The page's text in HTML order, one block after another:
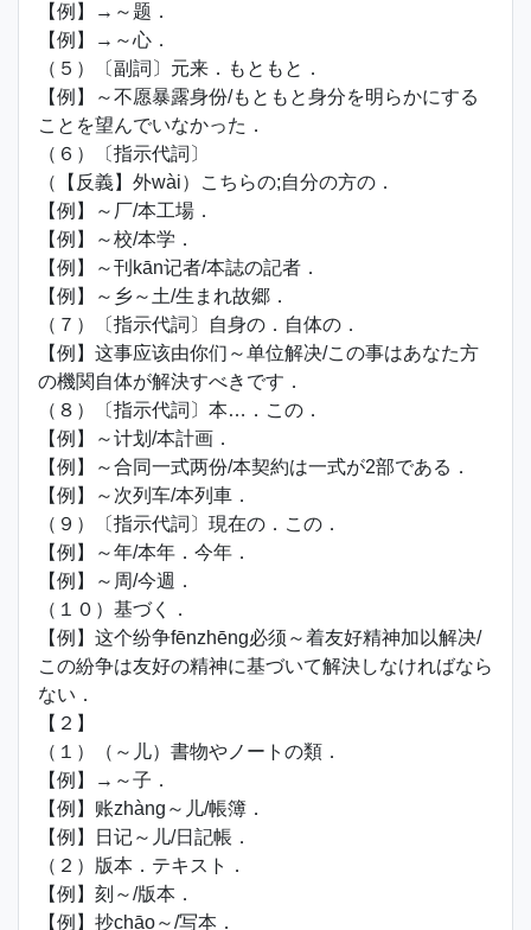
【例】→～题．
【例】→～心．
（５）〔副詞〕元来．もともと．
【例】～不愿暴露身份/もともと身分を明らかにする
ことを望んでいなかった．
（６）〔指示代詞〕
（【反義】外wài）こちらの;自分の方の．
【例】～厂/本工場．
【例】～校/本学．
【例】～刊kān记者/本誌の記者．
【例】～乡～土/生まれ故郷．
（７）〔指示代詞〕自身の．自体の．
【例】这事应该由你们～单位解决/この事はあなた方
の機関自体が解決すべきです．
（８）〔指示代詞〕本…．この．
【例】～计划/本計画．
【例】～合同一式两份/本契約は一式が2部である．
【例】～次列车/本列車．
（９）〔指示代詞〕現在の．この．
【例】～年/本年．今年．
【例】～周/今週．
（１０）基づく．
【例】这个纷争fēnzhēng必须～着友好精神加以解决/
この紛争は友好の精神に基づいて解決しなければなら
ない．
【２】
（１）（～儿）書物やノートの類．
【例】→～子．
【例】账zhàng～儿/帳簿．
【例】日记～儿/日記帳．
（２）版本．テキスト．
【例】刻～/版本．
【例】抄chāo～/写本．